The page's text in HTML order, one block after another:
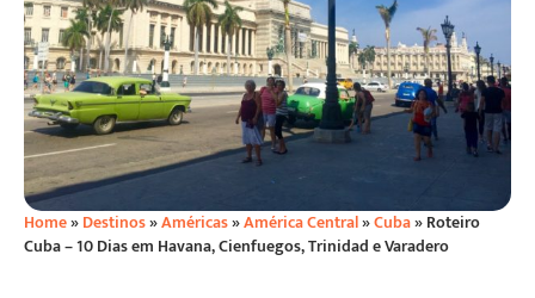
Home»Destinos»Américas»América Central»Cuba»Roteiro
Cuba – 10 Dias em Havana, Cienfuegos, Trinidad e Varadero